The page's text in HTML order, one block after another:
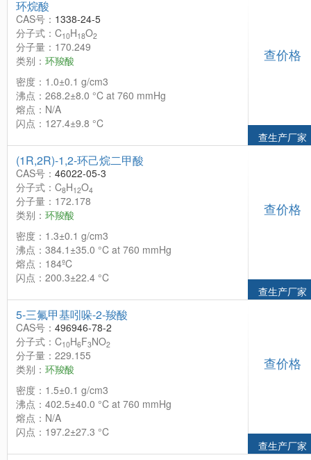
环烷酸
CAS号： 1338-24-5
分子式：C10H18O2
分子量：170.249
类别： 环羧酸
密度：1.0±0.1 g/cm3
沸点：268.2±8.0 °C at 760 mmHg
熔点：N/A
闪点：127.4±9.8 °C
查价格
查生产厂家
(1R,2R)-1,2-环己烷二甲酸
CAS号： 46022-05-3
分子式：C8H12O4
分子量：172.178
类别： 环羧酸
密度：1.3±0.1 g/cm3
沸点：384.1±35.0 °C at 760 mmHg
熔点：184ºC
闪点：200.3±22.4 °C
查价格
查生产厂家
5-三氟甲基吲哚-2-羧酸
CAS号： 496946-78-2
分子式：C10H6F3NO2
分子量：229.155
类别： 环羧酸
密度：1.5±0.1 g/cm3
沸点：402.5±40.0 °C at 760 mmHg
熔点：N/A
闪点：197.2±27.3 °C
查价格
查生产厂家